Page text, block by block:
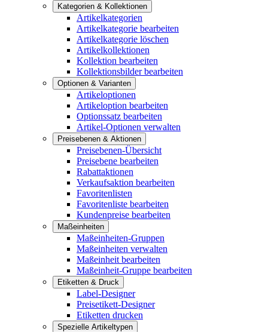
Kategorien & Kollektionen
Artikelkategorien
Artikelkategorie bearbeiten
Artikelkategorie löschen
Artikelkollektionen
Kollektion bearbeiten
Kollektionsbilder bearbeiten
Optionen & Varianten
Artikeloptionen
Artikeloption bearbeiten
Optionssatz bearbeiten
Artikel-Optionen verwalten
Preisebenen & Aktionen
Preisebenen-Übersicht
Preisebene bearbeiten
Rabattaktionen
Verkaufsaktion bearbeiten
Favoritenlisten
Favoritenliste bearbeiten
Kundenpreise bearbeiten
Maßeinheiten
Maßeinheiten-Gruppen
Maßeinheiten verwalten
Maßeinheit bearbeiten
Maßeinheit-Gruppe bearbeiten
Etiketten & Druck
Label-Designer
Preisetikett-Designer
Etiketten drucken
Spezielle Artikeltypen